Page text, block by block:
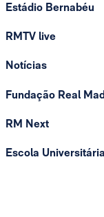
Estádio Bernabéu
RMTV live
Notícias
Fundação Real
RM Next
Escola